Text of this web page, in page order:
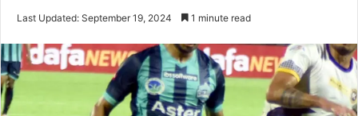
Last Updated: September 19, 2024 1 minute read